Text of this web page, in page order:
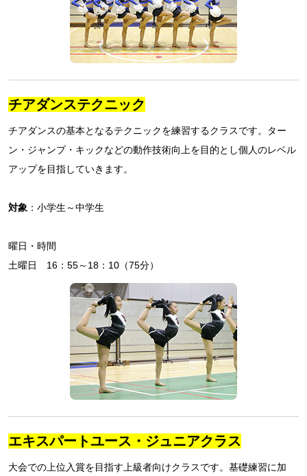
チアダンステクニック
チアダンスの基本となるテクニックを練習するクラスです。ター
ン・ジャンプ・キックなどの動作技術向上を目的とし個人のレベル
アップを目指していきます。
対象 ：小学生～中学生
曜日・時間
土曜日 16：55～18：10（75分）
エキスパートユース・ジュニアクラス
大会での上位入賞を目指す上級者向けクラスです。基礎練習に加